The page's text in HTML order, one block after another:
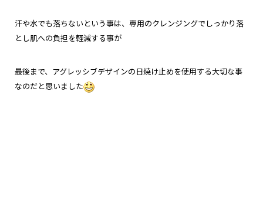
汗や水でも落ちないという事は、専用のクレンジングでしっかり落
とし肌への負担を軽減する事が
最後まで、アグレッシブデザインの日焼け止めを使用する大切な事
なのだと思いました